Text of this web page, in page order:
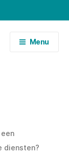
Menu
diensten?